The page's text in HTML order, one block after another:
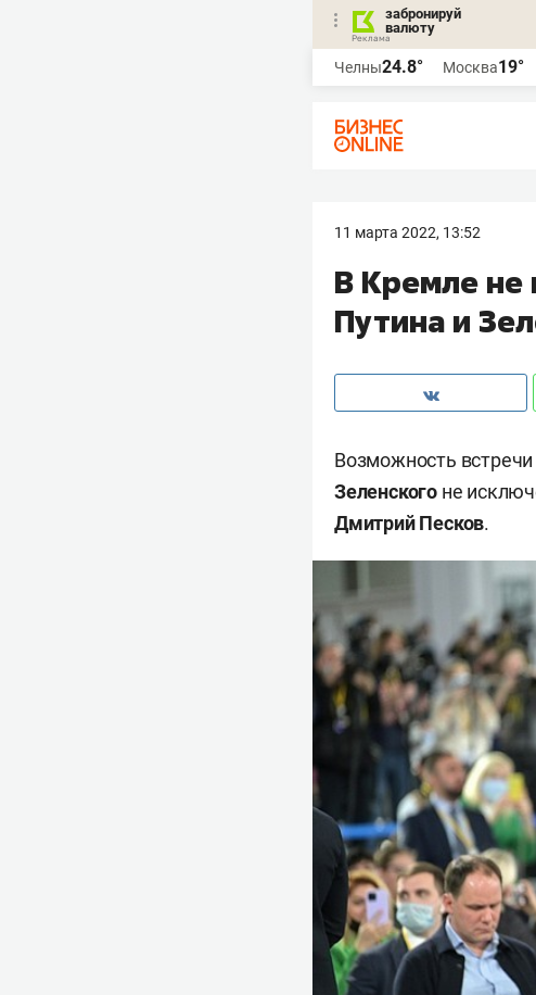
забронируй
валюту
Челны24.8° Москва19°
11 марта 2022, 13:52
В Кремле не
Путина и
Возможность
Зеленского не
Дмитрий Песков.